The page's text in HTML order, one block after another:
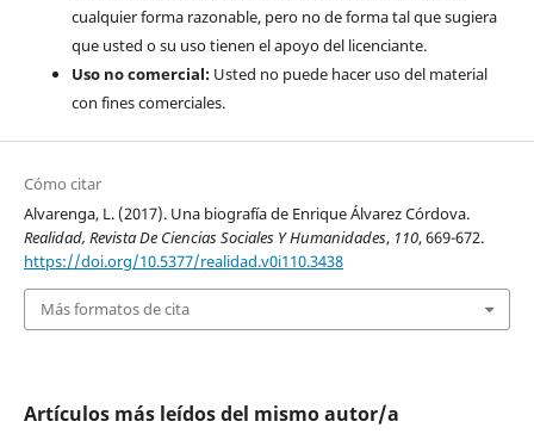
cualquier forma razonable, pero no de forma tal que sugiera
que usted o su uso tienen el apoyo del licenciante.
Uso no comercial:Usted no puede hacer uso del material
con fines comerciales.
Cómo citar
Alvarenga, L. (2017). Una biografía de Enrique Álvarez Córdova.
Realidad, Revista De Ciencias Sociales Y Humanidades, 110, 669-672.
https://doi.org/10.5377/realidad.v0i110.3438
Más formatos de cita
Artículos más leídos del mismo autor/a